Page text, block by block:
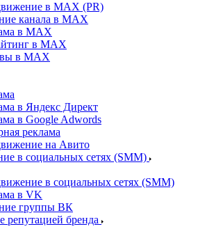
в MAX (PR)
канала в MAX
в MAX
в MAX
в MAX
в Яндекс Директ
в Google Adwords
реклама
на Авито
в социальных сетях (SMM)
в социальных сетях (SMM)
в VK
группы ВК
репутацией бренда